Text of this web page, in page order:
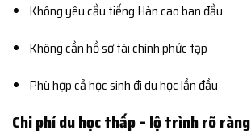
Không yêu cầu tiếng Hàn cao ban đầu
Không cần hồ sơ tài chính phức tạp
Phù hợp cả học sinh đi du học lần đầu
Chi phí du học thấp – lộ trình rõ ràng